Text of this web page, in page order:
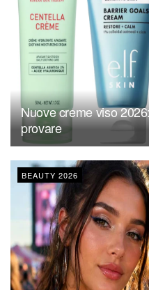
Nuove creme viso
provare
BEAUTY 2026